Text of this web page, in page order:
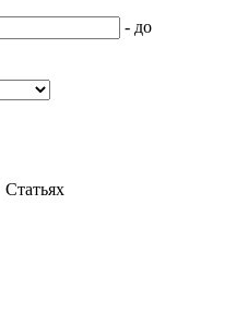
- до
Статьях